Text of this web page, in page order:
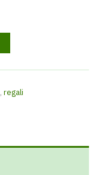
, regali